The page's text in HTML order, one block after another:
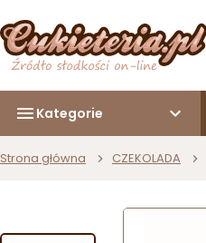
Kategorie
Strona główna CZEKOLADA